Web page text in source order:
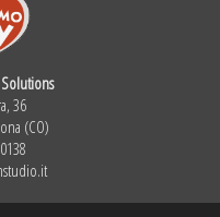
36
(CO)